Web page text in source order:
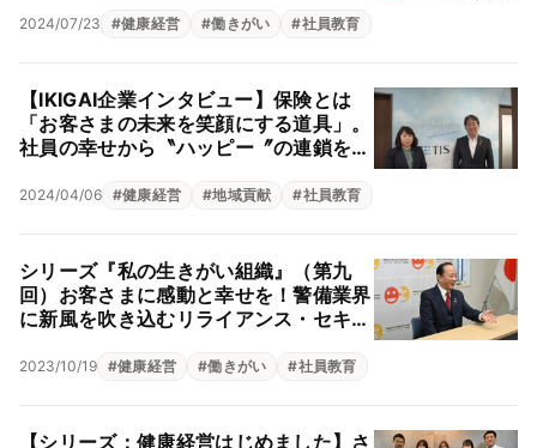
2024/07/23 #健康経営 #働きがい #社員教育
【IKIGAI企業インタビュー】保険とは
「お客さまの未来を笑顔にする道具」。
社員の幸せから〝ハッピー〞の連鎖を紡
2024/04/06 #健康経営 #地域貢献 #社員教育
シリーズ『私の生きがい組織』（第九
回）お客さまに感動と幸せを！警備業界
に新風を吹き込むリライアンス・セキュ
2023/10/19 #健康経営 #働きがい #社員教育
【シリーズ：健康経営はじめました】さ